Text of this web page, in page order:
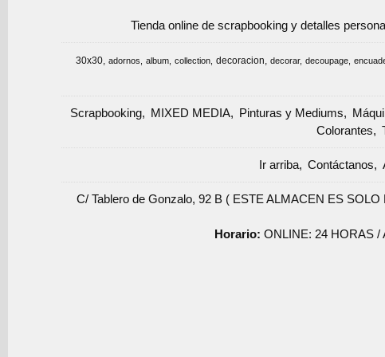
Tienda online de scrapbooking y detalles
30x30 adornos album collection decoracion decorar decoupage
Scrapbooking MIXED MEDIA Pinturas y Mediums
Colorantes
Ir arriba Contáctanos
C/ Tablero de Gonzalo, 92 B ( ESTE ALMACEN ES
Horario:ONLINE: 24 HORAS /